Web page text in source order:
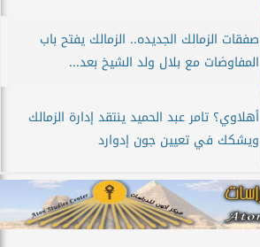
صفقات الزمالك الجديده.. الزمالك يفتح باب
المفاوضات مع بلال ولد الشيخ بعد...
أهلاوي؟ تامر عبد الحميد ينتقد إدارة الزمالك
ويشكك في تعيين جون إدوارد